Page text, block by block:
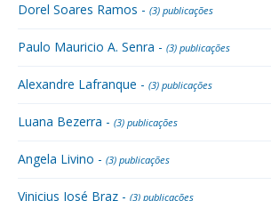
Dorel Soares Ramos - (3) publicações
Paulo Mauricio A. Senra - (3) publicações
Alexandre Lafranque - (3) publicações
Luana Bezerra - (3) publicações
Angela Livino - (3) publicações
Vinicius José Braz - (3) publicações